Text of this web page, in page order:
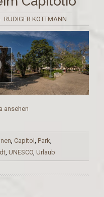
RÜDIGER KOTTMANN
ansehen
, Capitol , Park,
, UNESCO, Urlaub